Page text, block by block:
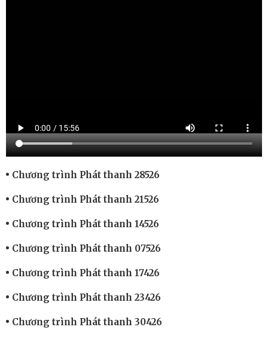
Chương trình Phát thanh 28526
Chương trình Phát thanh 21526
Chương trình Phát thanh 14526
Chương trình Phát thanh 07526
Chương trình Phát thanh 17426
Chương trình Phát thanh 23426
Chương trình Phát thanh 30426